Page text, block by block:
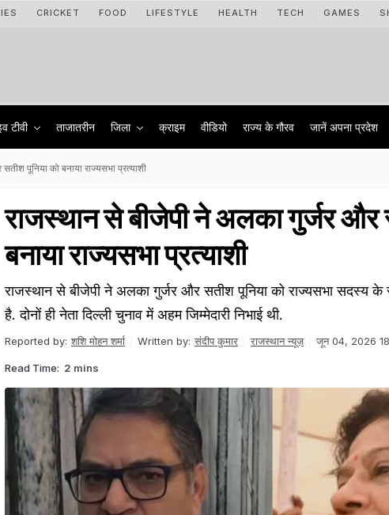
CRICKET FOOD LIFESTYLE HEALTH TECH GAMES
टीवी ताजातरीन जिला क्राइम वीडियो राज्‍य के गौरव जानें अपना प्रदेश
पूनिया को बनाया राज्यसभा प्रत्याशी
राजस्थान से बीजेपी ने अलका गुर्जर और
बनाया राज्यसभा प्रत्याशी
राजस्थान से बीजेपी ने अलका गुर्जर और सतीश पूनिया को राज्यसभा सदस्य के
है. दोनों ही नेता दिल्ली चुनाव में अहम जिम्मेदारी निभाई थी.
Reported by: शशि मोहन शर्मा Written by: संदीप कुमार राजस्थान न्यूज़ जून 04, 2026
Read Time: 2 mins